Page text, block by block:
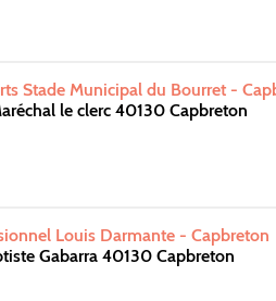
Stade Municipal du Bourret -
le clerc 40130 Capbreton
Louis Darmante - Capbreton
Gabarra 40130 Capbreton